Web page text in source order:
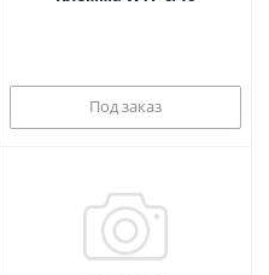
Под заказ